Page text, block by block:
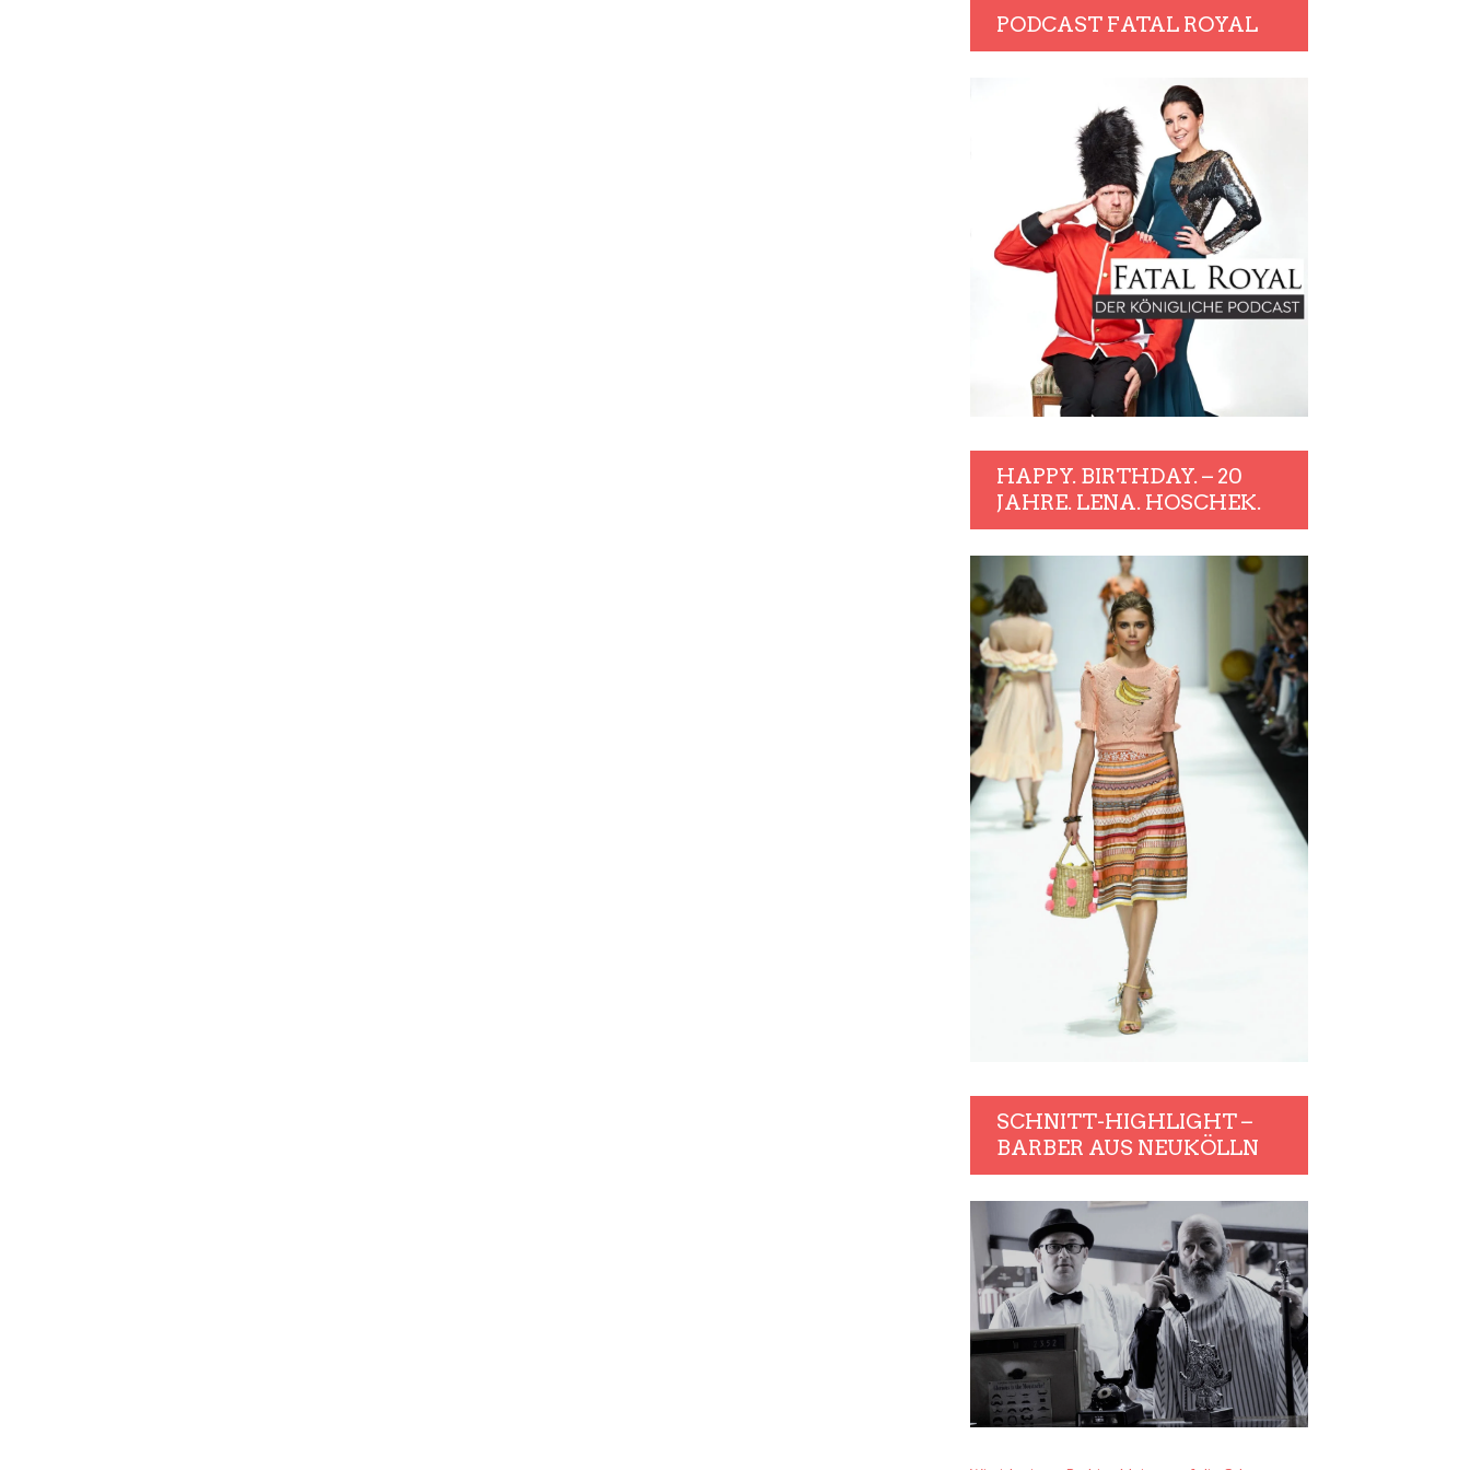
PODCAST FATAL ROYAL
HAPPY. BIRTHDAY. – 20
JAHRE. LENA. HOSCHEK.
SCHNITT-HIGHLIGHT –
BARBER AUS NEUKÖLLN